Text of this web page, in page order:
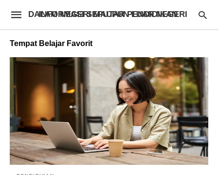
INFORMASI SEPUTAR PENDIDIKAN DALAM NEGERI MAUPUN LUAR NEGERI
Tempat Belajar Favorit